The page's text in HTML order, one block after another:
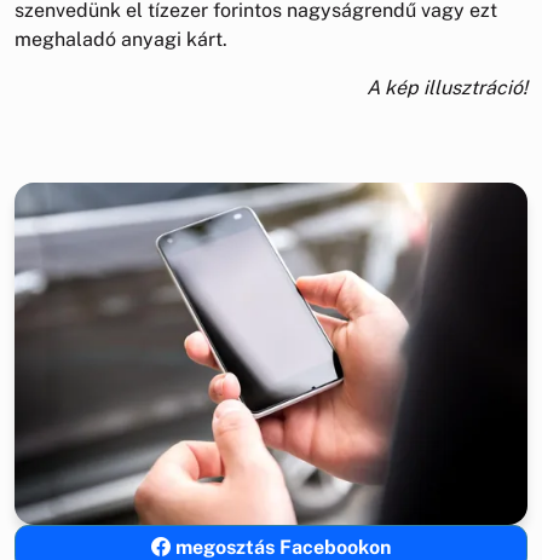
szenvedünk el tízezer forintos nagyságrendű vagy ezt
meghaladó anyagi kárt.
A kép illusztráció!
megosztás Facebookon